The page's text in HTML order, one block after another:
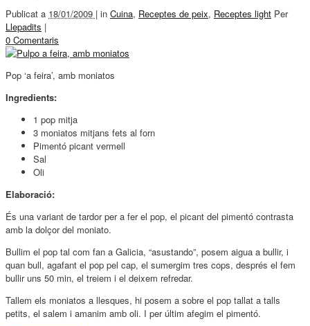
Publicat a 18/01/2009 | in Cuina, Receptes de peix, Receptes light Per
Llepadits |
0 Comentaris
Pop ‘a feira’, amb moniatos
Ingredients:
1 pop mitja
3 moniatos mitjans fets al forn
Pimentó picant vermell
Sal
Oli
Elaboració:
És una variant de tardor per a fer el pop, el picant del pimentó contrasta
amb la dolçor del moniato.
Bullim el pop tal com fan a Galicia, “asustando”, posem aigua a bullir, i
quan bull, agafant el pop pel cap, el sumergim tres cops, després el fem
bullir uns 50 min, el treiem i el deixem refredar.
Tallem els moniatos a llesques, hi posem a sobre el pop tallat a talls
petits, el salem i amanim amb oli. I per últim afegim el pimentó.